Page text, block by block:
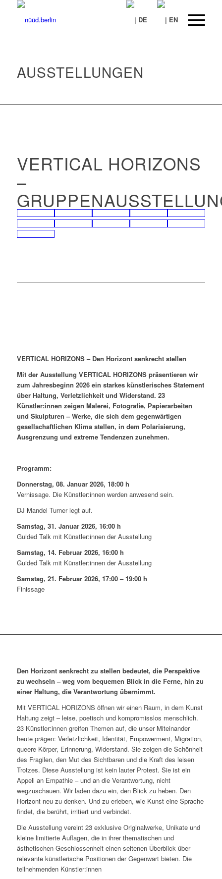
AUSSTELLUNGEN
VERTICAL HORIZONS
–
VERTICAL HORIZONS – Den Horizont senkrecht stellen
Mit der Ausstellung VERTICAL HORIZONS präsentieren wir
zum Jahresbeginn 2026 ein starkes künstlerisches Statement
über Haltung, Verletzlichkeit und Widerstand. 23
Künstler:innen zeigen Malerei, Fotografie, Papierarbeiten
und Skulpturen – Werke, die sich dem gegenwärtigen
gesellschaftlichen Klima stellen, in dem Polarisierung,
Ausgrenzung und extreme Tendenzen zunehmen.
Programm:
Donnerstag, 08. Januar 2026, 18:00 h
Vernissage. Die Künstler:innen werden anwesend sein.
DJ Mandel Turner legt auf.
Samstag, 31. Januar 2026, 16:00 h
Guided Talk mit Künstler:innen der Ausstellung
Samstag, 14. Februar 2026, 16:00 h
Guided Talk mit Künstler:innen der Ausstellung
Samstag, 21. Februar 2026, 17:00 – 19:00 h
Finissage
Den Horizont senkrecht zu stellen bedeutet, die Perspektive
zu wechseln – weg vom bequemen Blick in die Ferne, hin zu
einer Haltung, die Verantwortung übernimmt.
Mit VERTICAL HORIZONS öffnen wir einen Raum, in dem Kunst
Haltung zeigt – leise, poetisch und kompromisslos menschlich.
23 Künstler:innen greifen Themen auf, die unser Miteinander
heute prägen: Verletzlichkeit, Identität, Empowerment, Migration,
queere Körper, Erinnerung, Widerstand. Sie zeigen die Schönheit
des Fragilen, den Mut des Sichtbaren und die Kraft des leisen
Trotzes. Diese Ausstellung ist kein lauter Protest. Sie ist ein
Appell an Empathie – und an die Verantwortung, nicht
wegzuschauen. Wir laden dazu ein, den Blick zu heben. Den
Horizont neu zu denken. Und zu erleben, wie Kunst eine Sprache
findet, die berührt, irritiert und verbindet.
Die Ausstellung vereint 23 exklusive Originalwerke, Unikate und
kleine limitierte Auflagen, die in ihrer thematischen und
ästhetischen Geschlossenheit einen seltenen Überblick über
relevante künstlerische Positionen der Gegenwart bieten. Die
teilnehmenden Künstler:innen